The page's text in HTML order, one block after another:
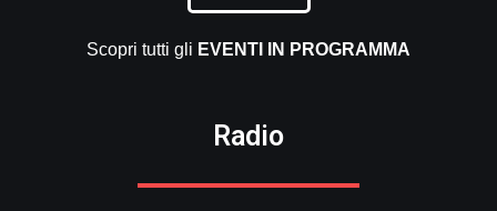
Scopri tutti gli EVENTI IN PROGRAMMA
Radio